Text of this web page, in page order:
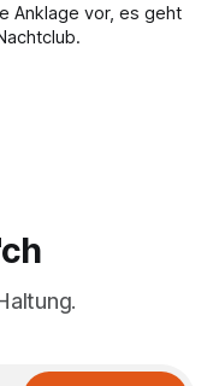
Anklage vor, es geht